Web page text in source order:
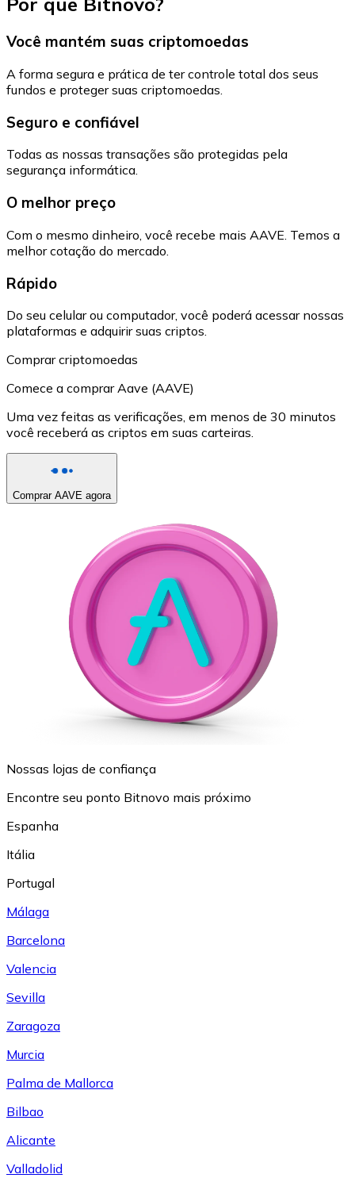
Você mantém suas criptomoedas
A forma segura e prática de ter controle total dos seus
fundos e proteger suas criptomoedas.
Seguro e confiável
Todas as nossas transações são protegidas pela
segurança informática.
O melhor preço
Com o mesmo dinheiro, você recebe mais AAVE. Temos a
melhor cotação do mercado.
Rápido
Do seu celular ou computador, você poderá acessar nossas
plataformas e adquirir suas criptos.
Comprar criptomoedas
Comece a comprar Aave (AAVE)
Uma vez feitas as verificações, em menos de 30 minutos
você receberá as criptos em suas carteiras.
Comprar AAVE agora
Nossas lojas de confiança
Encontre seu ponto Bitnovo mais próximo
Espanha
Itália
Portugal
Málaga
Barcelona
Valencia
Sevilla
Zaragoza
Murcia
Palma de Mallorca
Bilbao
Alicante
Valladolid